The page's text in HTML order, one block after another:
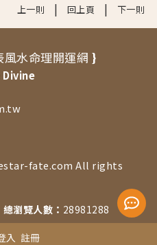
入 註冊
上一則 | 回上頁 | 下一則
風水命理開運網 }
fate.com All rights
總瀏覽人數： 28981288